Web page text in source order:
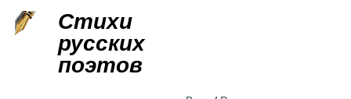
Стихи
русских
поэтов